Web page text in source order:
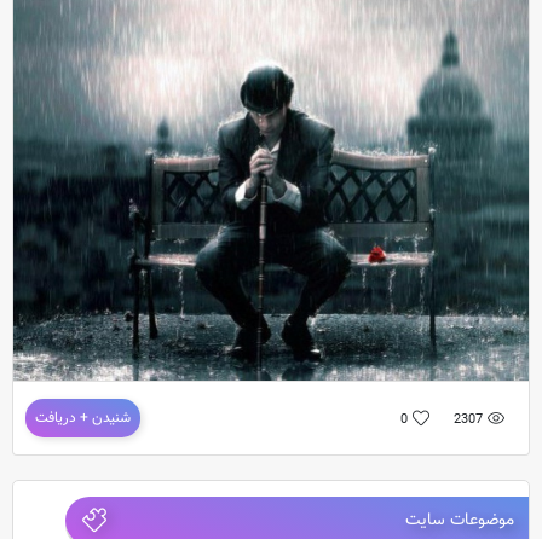
Music Terafic Wolf Called Khianat
2307
0 شنیدن + دریافت
موضوعات سایت